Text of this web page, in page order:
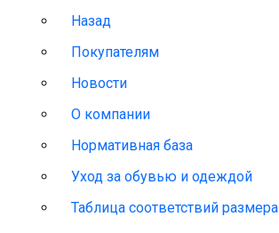
Назад
Покупателям
Новости
О компании
Нормативная база
Уход за обувью и одеждой
Таблица соответствий размера